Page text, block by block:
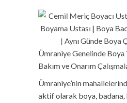
Ümraniye Genelinde Boya
Bakım ve Onarım
Ümraniye’nin
aktif olarak boya, badana,